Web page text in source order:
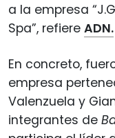
a la empresa
Spa”, refiere ADN.
En concreto,
empresa
Valenzuela y
integrantes de